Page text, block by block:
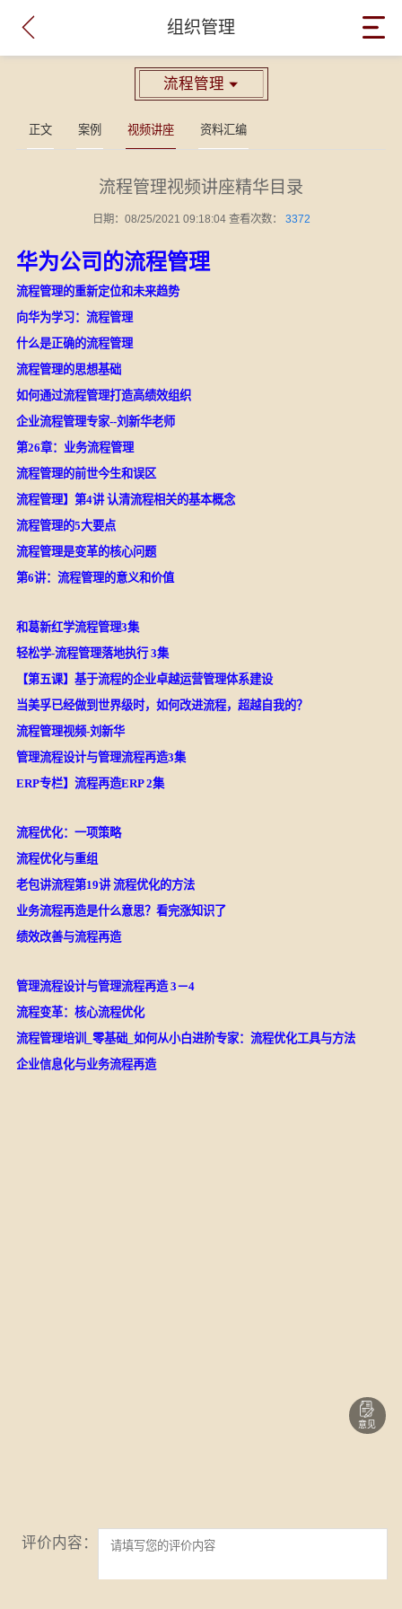
组织管理

意见
流程管理 
正文 案例 视频讲座 资料汇编
流程管理视频讲座精华目录
日期：08/25/2021 09:18:04 查看次数： 3372
华为公司的流程管理
流程管理的重新定位和未来趋势
向华为学习：流程管理
什么是正确的流程管理
流程管理的思想基础
如何通过流程管理打造高绩效组织
企业流程管理专家--刘新华老师
第26章：业务流程管理
流程管理的前世今生和误区
流程管理】第4讲 认清流程相关的基本概念
流程管理的5大要点
流程管理是变革的核心问题
第6讲：流程管理的意义和价值
和葛新红学流程管理3集
轻松学-流程管理落地执行 3集
【第五课】基于流程的企业卓越运营管理体系建设
当美孚已经做到世界级时，如何改进流程，超越自我的？
流程管理视频-刘新华
管理流程设计与管理流程再造3集
ERP专栏】流程再造ERP 2集
流程优化：一项策略
流程优化与重组
老包讲流程第19讲 流程优化的方法
业务流程再造是什么意思？看完涨知识了
绩效改善与流程再造
管理流程设计与管理流程再造 3－4
流程变革：核心流程优化
流程管理培训_零基础_如何从小白进阶专家：流程优化工具与方法
企业信息化与业务流程再造
评价内容：